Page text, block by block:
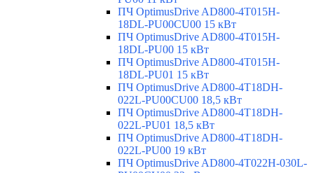
ПЧ OptimusDrive AD800-4T015H-
18DL-PU00CU00 15 кВт
ПЧ OptimusDrive AD800-4T015H-
18DL-PU00 15 кВт
ПЧ OptimusDrive AD800-4T015H-
18DL-PU01 15 кВт
ПЧ OptimusDrive AD800-4T18DH-
022L-PU00CU00 18,5 кВт
ПЧ OptimusDrive AD800-4T18DH-
022L-PU01 18,5 кВт
ПЧ OptimusDrive AD800-4T18DH-
022L-PU00 19 кВт
ПЧ OptimusDrive AD800-4T022H-030L-